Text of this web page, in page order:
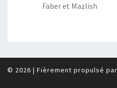
Faber et Mazlish
© 2026 | Fièrement propulsé par